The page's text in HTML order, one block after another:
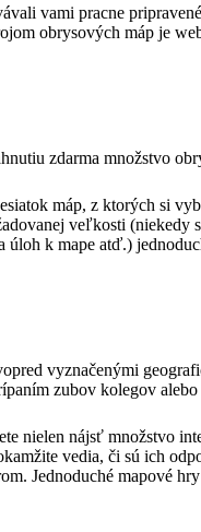
vami pracne
obrysových máp je
zdarma množstvo
máp, z ktorých si
veľkosti
k mape atď.)
vyznačenými
zubov kolegov alebo
nielen nájsť množstvo
vedia, či sú ich
Jednoduché mapové